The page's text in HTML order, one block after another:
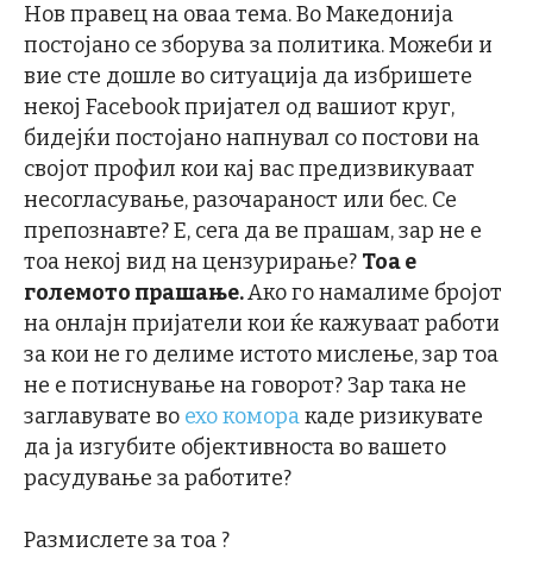
Нов правец на оваа тема. Во Македонија
постојано се зборува за политика. Можеби и
вие сте дошле во ситуација да избришете
некој Facebook пријател од вашиот круг,
бидејќи постојано напнувал со постови на
својот профил кои кај вас предизвикуваат
несогласување, разочараност или бес. Се
препознавте? Е, сега да ве прашам, зар не е
тоа некој вид на цензурирање? Тоа е
големото прашање.Ако го намалиме бројот
на онлајн пријатели кои ќе кажуваат работи
за кои не го делиме истото мислење, зар тоа
не е потиснување на говорот? Зар така не
заглавувате во ехо коморакаде ризикувате
да ја изгубите објективноста во вашето
расудување за работите?
Размислете за тоа ?